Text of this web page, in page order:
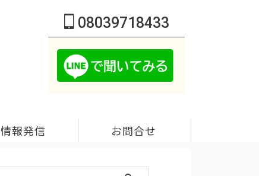
08039718433
情報発信 お問合せ